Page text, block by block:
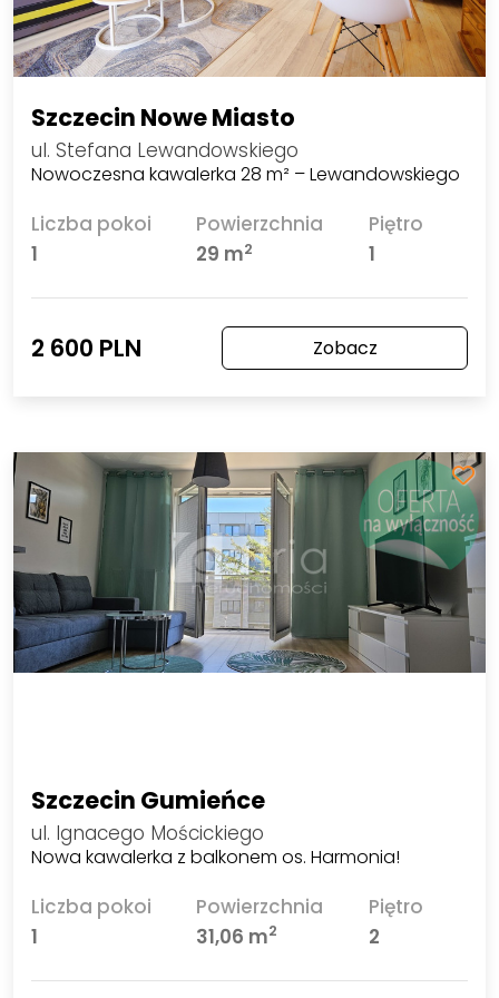
Szczecin Nowe Miasto
ul. Stefana Lewandowskiego
Nowoczesna kawalerka 28 m² – Lewandowskiego
Liczba pokoi
1
Powierzchnia
29 m2
Piętro
1
2 600 PLN Zobacz
Szczecin Gumieńce
ul. Ignacego Mościckiego
Nowa kawalerka z balkonem os. Harmonia!
Liczba pokoi
1
Powierzchnia
31,06 m2
Piętro
2